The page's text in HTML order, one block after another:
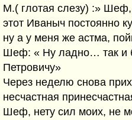
М.( глотая слезу) :»
этот Иваныч постоянно
ну а у меня же астма,
Шеф: « Ну ладно… так и
Петровичу»
Через неделю снова
несчастная
Шеф, нету сил моих, не